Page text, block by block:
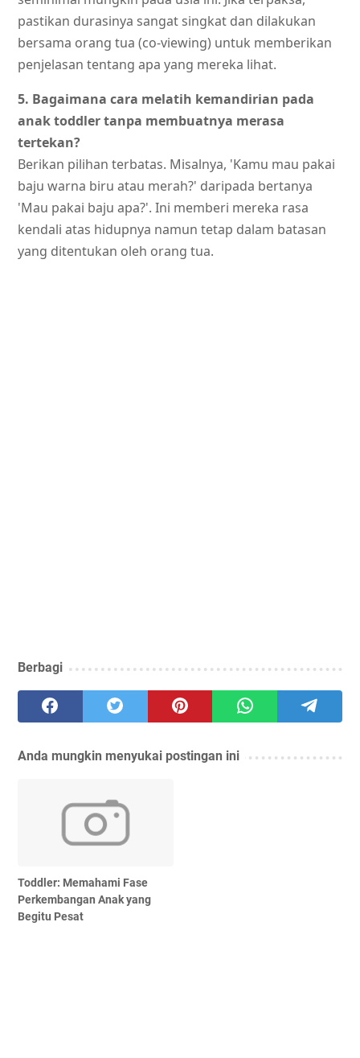
pastikan durasinya sangat singkat dan dilakukan
bersama orang tua (co-viewing) untuk memberikan
penjelasan tentang apa yang mereka lihat.
5. Bagaimana cara melatih kemandirian pada
anak toddler tanpa membuatnya merasa
tertekan?
Berikan pilihan terbatas. Misalnya, 'Kamu mau pakai
baju warna biru atau merah?' daripada bertanya
'Mau pakai baju apa?'. Ini memberi mereka rasa
kendali atas hidupnya namun tetap dalam batasan
yang ditentukan oleh orang tua.
Berbagi
Anda mungkin menyukai postingan ini
Toddler: Memahami Fase
Perkembangan Anak yang
Begitu Pesat